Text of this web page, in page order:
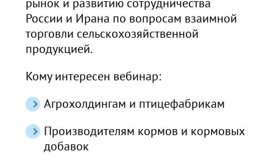
России и Ирана по вопросам взаимной
торговли сельскохозяйственной
продукцией.
Кому интересен вебинар:
Агрохолдингам и птицефабрикам
Производителям кормов и кормовых
добавок